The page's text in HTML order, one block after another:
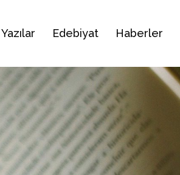
Yazılar Edebiyat Haberler